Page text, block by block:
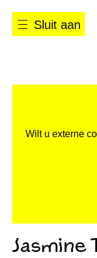
Sluit aan
Wilt u externe
Jasmine